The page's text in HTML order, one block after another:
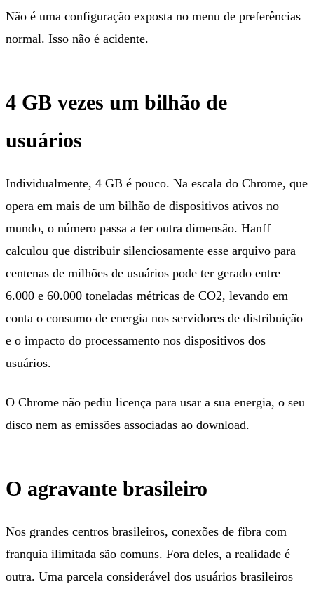
Não é uma configuração exposta no menu de preferências
normal. Isso não é acidente.
4 GB vezes um bilhão de
usuários
Individualmente, 4 GB é pouco. Na escala do Chrome, que
opera em mais de um bilhão de dispositivos ativos no
mundo, o número passa a ter outra dimensão. Hanff
calculou que distribuir silenciosamente esse arquivo para
centenas de milhões de usuários pode ter gerado entre
6.000 e 60.000 toneladas métricas de CO2, levando em
conta o consumo de energia nos servidores de distribuição
e o impacto do processamento nos dispositivos dos
usuários.
O Chrome não pediu licença para usar a sua energia, o seu
disco nem as emissões associadas ao download.
O agravante brasileiro
Nos grandes centros brasileiros, conexões de fibra com
franquia ilimitada são comuns. Fora deles, a realidade é
outra. Uma parcela considerável dos usuários brasileiros